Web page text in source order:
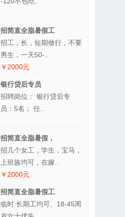
招简直全脂暑假工
招工，长，短期做行，不要
男生，一天50-..
￥2000元
银行贷后专员
招聘岗位： 银行贷后专
员：5名； 任..
招简直全脂暑假，
招几个女工，学生，宝马，
上班族均可，在嫁..
￥2000元
招简直全脂暑假工
临时 长期工均可、18-45周